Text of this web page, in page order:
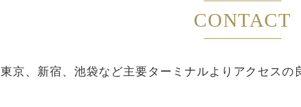
CONTACT
東京、新宿、池袋など主要ターミナルより アクセスの